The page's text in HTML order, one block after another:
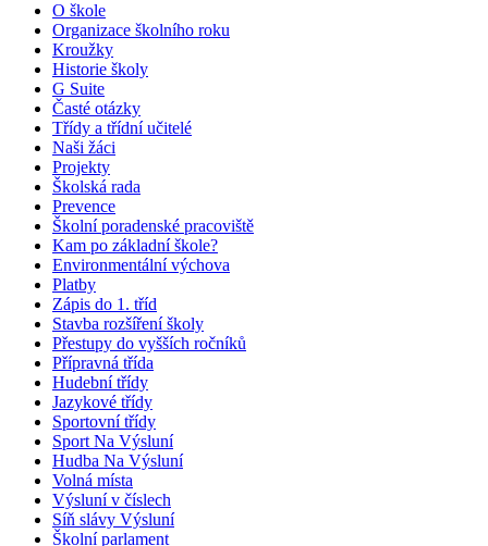
O škole
Organizace školního roku
Kroužky
Historie školy
G Suite
Časté otázky
Třídy a třídní učitelé
Naši žáci
Projekty
Školská rada
Prevence
Školní poradenské pracoviště
Kam po základní škole?
Environmentální výchova
Platby
Zápis do 1. tříd
Stavba rozšíření školy
Přestupy do vyšších ročníků
Přípravná třída
Hudební třídy
Jazykové třídy
Sportovní třídy
Sport Na Výsluní
Hudba Na Výsluní
Volná místa
Výsluní v číslech
Síň slávy Výsluní
Školní parlament